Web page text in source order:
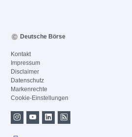
Deutsche Börse
Kontakt
Impressum
Disclaimer
Datenschutz
Markenrechte
Cookie-Einstellungen